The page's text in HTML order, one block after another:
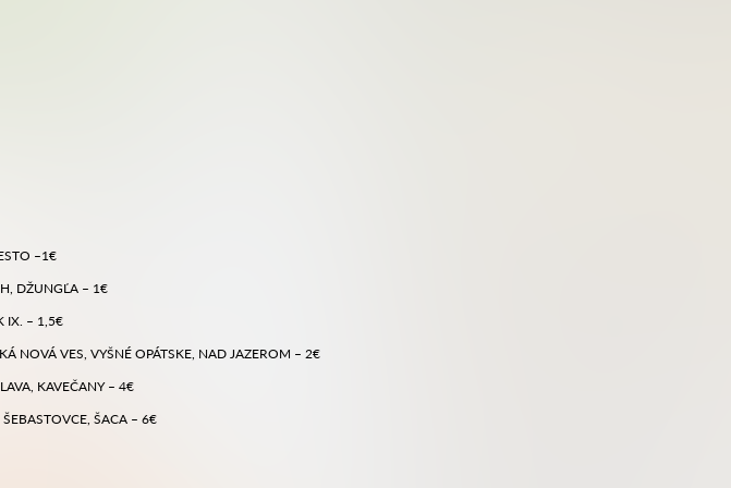
–1€
DŽUNGĽA – 1€
IX. – 1,5€
NOVÁ VES, VYŠNÉ OPÁTSKE, NAD JAZEROM – 2€
KAVEČANY – 4€
ŠACA – 6€